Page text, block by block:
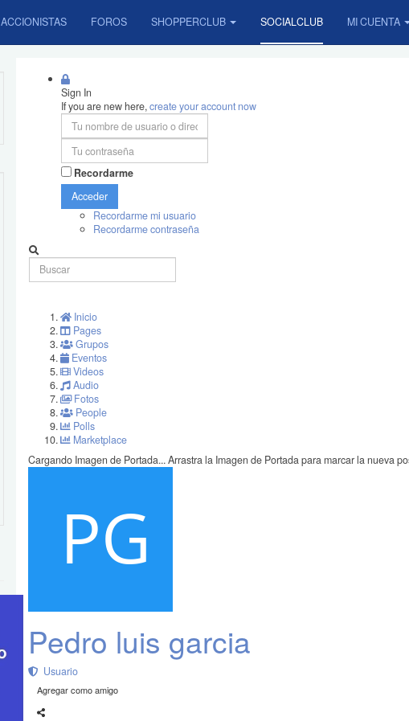
ACCIONISTAS FOROS SHOPPERCLUB SOCIALCLUB MI CUENTA
Sign In
If you are new here,create your account now
Recordarme
Acceder
Recordarme mi usuario
Recordarme contraseña
Inicio
Pages
Grupos
Eventos
Videos
Audio
Fotos
People
Polls
Marketplace
Cargando Imagen de Portada...Arrastra la Imagen de Portada para marcar la nueva
Pedro luis garcia
Usuario
Agregar como amigo